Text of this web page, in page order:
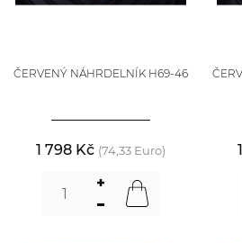
ČERVENÝ NÁHRDELNÍK H69-46
1 798 Kč (74,33 Euro)